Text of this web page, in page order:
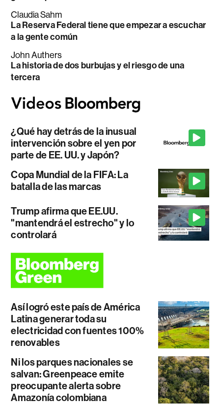
Claudia Sahm
La Reserva Federal tiene que empezar a escuchar
a la gente común
John Authers
La historia de dos burbujas y el riesgo de una
tercera
¿Qué hay detrás de la inusual
intervención sobre el yen por
parte de EE. UU. y Japón?
Copa Mundial de la FIFA: La
batalla de las marcas
Trump afirma que EE.UU.
"mantendrá el estrecho" y lo
controlará
Así logró este país de América
Latina generar toda su
electricidad con fuentes 100%
renovables
Ni los parques nacionales se
salvan: Greenpeace emite
preocupante alerta sobre
Amazonía colombiana